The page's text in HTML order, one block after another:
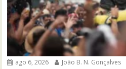
ago 6, 2026 João B. N. Gonçalves